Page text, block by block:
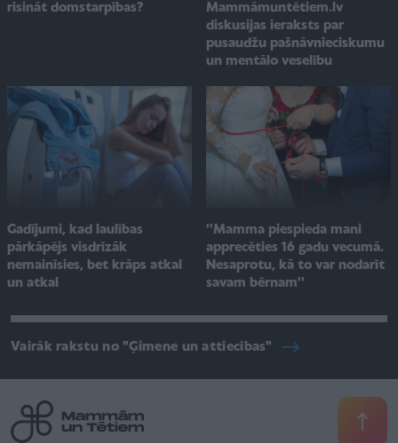
risināt domstarpības?
Mammāmuntētiem.lv
diskusijas ieraksts par
pusaudžu pašnāvnieciskumu
un mentālo veselību
Gadījumi, kad laulības
pārkāpējs visdrīzāk
nemainīsies, bet krāps atkal
un atkal
''Mamma piespieda mani
apprecēties 16 gadu vecumā.
Nesaprotu, kā to var nodarīt
savam bērnam''
Vairāk rakstu no "Ģimene un attiecības"